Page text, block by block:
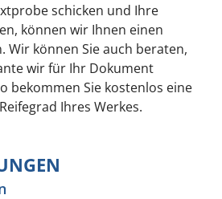
schicken und Ihre
können wir Ihnen einen
Wir können Sie auch beraten,
wir für Ihr Dokument
bekommen Sie kostenlos eine
Ihres Werkes.